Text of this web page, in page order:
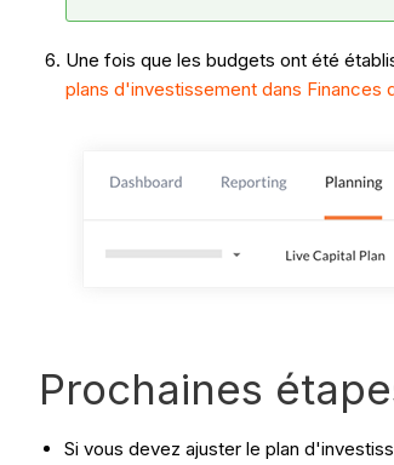
Une fois que les budgets ont été
plans d'investissement dans
Prochaines
Si vous devez ajuster le plan